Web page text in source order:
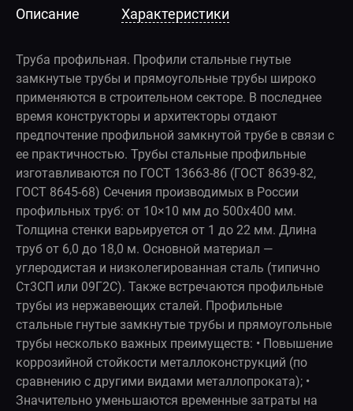
Описание Характеристики
Труба профильная. Профили стальные гнутые
замкнутые трубы и прямоугольные трубы широко
применяются в строительном секторе. В последнее
время конструкторы и архитекторы отдают
предпочтение профильной замкнутой трубе в связи с
ее практичностью. Трубы стальные профильные
изготавливаются по ГОСТ 13663-86 (ГОСТ 8639-82,
ГОСТ 8645-68) Сечения производимых в России
профильных труб: от 10×10 мм до 500x400 мм.
Толщина стенки варьируется от 1 до 22 мм. Длина
труб от 6,0 до 18,0 м. Основной материал —
углеродистая и низколегированная сталь (типично
Ст3СП или 09Г2С). Также встречаются профильные
трубы из нержавеющих сталей. Профильные
стальные гнутые замкнутые трубы и прямоугольные
трубы несколько важных преимуществ: • Повышение
коррозийной стойкости металлоконструкций (по
сравнению с другими видами металлопроката); •
Значительно уменьшаются временные затраты на